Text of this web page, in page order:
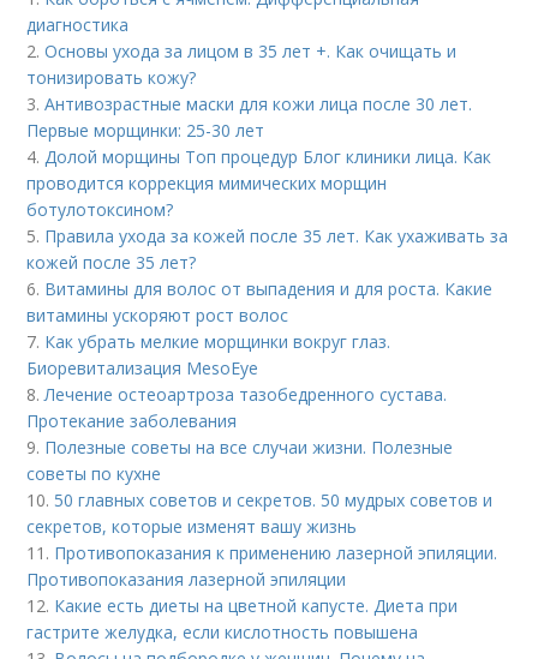
диагностика
2.Основы ухода за лицом в 35 лет +. Как очищать и
тонизировать кожу?
3.Антивозрастные маски для кожи лица после 30 лет.
Первые морщинки: 25-30 лет
4. Долой морщины Топ процедур Блог клиники лица. Как
проводится коррекция мимических морщин
ботулотоксином?
5. Правила ухода за кожей после 35 лет. Как ухаживать за
кожей после 35 лет?
6. Витамины для волос от выпадения и для роста. Какие
витамины ускоряют рост волос
7. Как убрать мелкие морщинки вокруг глаз.
Биоревитализация MesoEye
8. Лечение остеоартроза тазобедренного сустава.
Протекание заболевания
9. Полезные советы на все случаи жизни. Полезные
советы по кухне
10. 50 главных советов и секретов. 50 мудрых советов и
секретов, которые изменят вашу жизнь
11. Противопоказания к применению лазерной эпиляции.
Противопоказания лазерной эпиляции
12. Какие есть диеты на цветной капусте. Диета при
гастрите желудка, если кислотность повышена